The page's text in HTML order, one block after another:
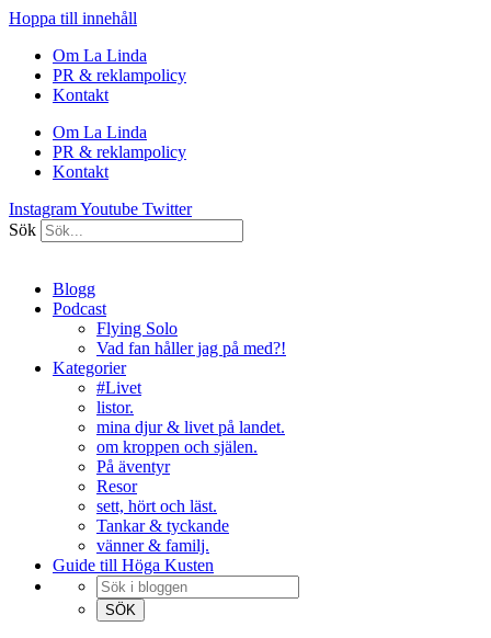
Hoppa till innehåll
Om La Linda
PR & reklampolicy
Kontakt
Om La Linda
PR & reklampolicy
Kontakt
InstagramYoutube Twitter
Sök
Blogg
Podcast
Flying Solo
Vad fan håller jag på med?!
Kategorier
#Livet
listor.
mina djur & livet på landet.
om kroppen och själen.
På äventyr
Resor
sett, hört och läst.
Tankar & tyckande
vänner & familj.
Guide till Höga Kusten